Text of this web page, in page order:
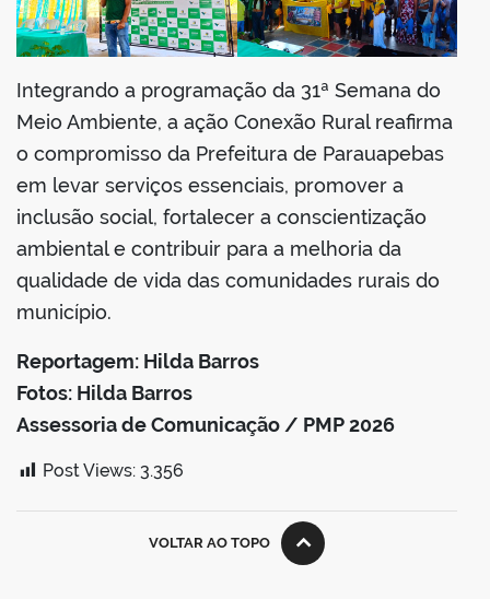
Integrando a programação da 31ª Semana do
Meio Ambiente, a ação Conexão Rural reafirma
o compromisso da Prefeitura de Parauapebas
em levar serviços essenciais, promover a
inclusão social, fortalecer a conscientização
ambiental e contribuir para a melhoria da
qualidade de vida das comunidades rurais do
município.
Reportagem: Hilda Barros
Fotos: Hilda Barros
Assessoria de Comunicação / PMP 2026
Post Views: 3.356
VOLTAR AO TOPO